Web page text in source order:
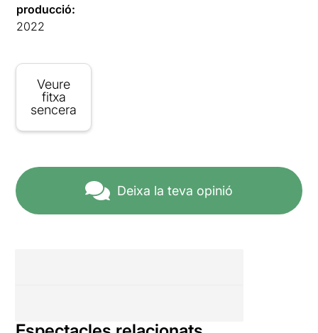
producció:
2022
Veure
fitxa
sencera
Deixa la teva opinió